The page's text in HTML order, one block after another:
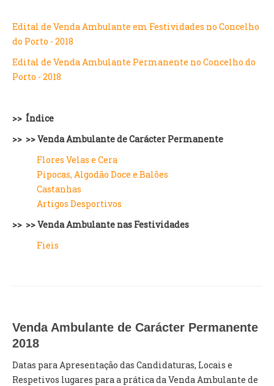
AUTARQUIA
CONSTITUIÇÃO
ASSEMBLEIA DE FREGUESIA
GRAVAÇÕES DAS REUNIÕES PÚBLICAS DO EXECUTIVO
DOCUMENTOS
ATAS E DOCUMENTOS DA ASSEMBLEIA
PLANO E ORÇAMENTO
SUBVENÇÕES PÚBLICAS
SERVIÇOS
Edital de Venda Ambulante em Festividades no Concelho
do Porto - 2018
Edital de Venda Ambulante Permanente no Concelho do
Porto - 2018
>> Índice
>> >> Venda Ambulante de Carácter Permanente
Flores Velas e Cera
Pipocas, Algodão Doce e Balões
Castanhas
Artigos Desportivos
>> >>Venda Ambulante nas Festividades
Fieis
Venda Ambulante de Carácter Permanente
2018
Datas para Apresentação das Candidaturas, Locais e
Respetivos lugares para a prática da Venda Ambulante de